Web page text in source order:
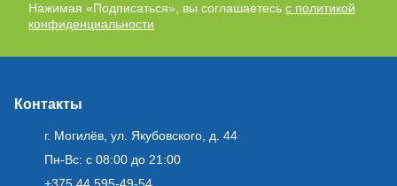
Нажимая «Подписаться», вы соглашаетесь с политикой
конфиденциальности
Контакты
г. Могилёв, ул. Якубовского, д. 44
Пн-Вс: с 08:00 до 21:00